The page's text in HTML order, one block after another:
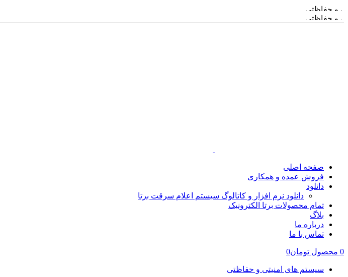
صفحه اصلی
فروش عمده و همکاری
دانلود
دانلود نرم افزار و کاتالوگ سیستم اعلام سرقت برتا
تمام محصولات برتا الکترونیک
بلاگ
درباره ما
تماس با ما
0 محصول تومان0
سیستم های امنیتی و حفاظتی